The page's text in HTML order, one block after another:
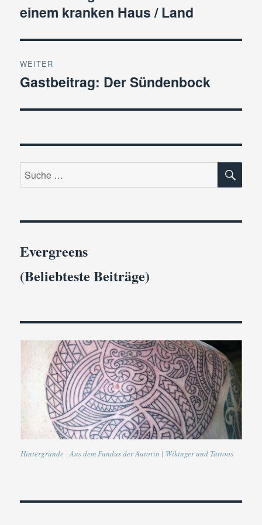
Beitrag:
einem kranken Haus / Land
WEITER
Nächster
Gastbeitrag: Der Sündenbock
Suche
nach:
Evergreens
(Beliebteste Beiträge)
Hintergründe - Aus dem Fundus der Autorin | Wikinger und Tattoos